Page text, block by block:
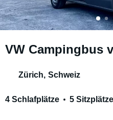
VW Campingbus
Zürich, Schweiz
4 Schlafplätze 5 Sitzplätze